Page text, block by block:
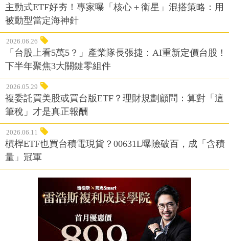
主動式ETF好夯！專家曝「核心＋衛星」混搭策略：用
被動型當定海神針
2026.06.26
「台股上看5萬5？」產業隊長張捷：AI重新定價台股！
下半年聚焦3大關鍵零組件
2026.05.29
複委託買美股或買台版ETF？理財規劃顧問：算對「這
筆稅」才是真正報酬
2026.06.11
槓桿ETF也買台積電現貨？00631L曝險破百，成「含積
量」冠軍